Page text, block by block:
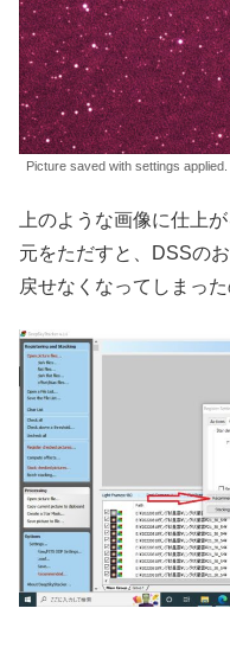
Picture saved with settings applied.
上のような画像に仕上
元をただすと、DSSの
戻せなくなってしまった